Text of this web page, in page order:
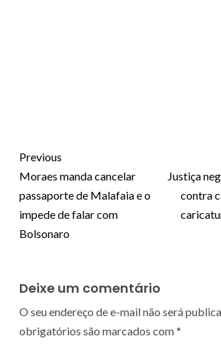
Previous
Moraes manda cancelar
passaporte de Malafaia e o
impede de falar com
Bolsonaro
Justiça
contra
Deixe um comentário
O seu endereço de e-mail não será
obrigatórios são marcados com*